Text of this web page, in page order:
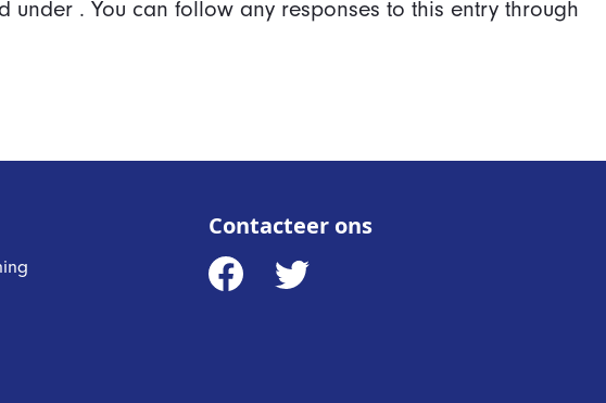
under . You can follow any responses to this entry through
Contacteer ons